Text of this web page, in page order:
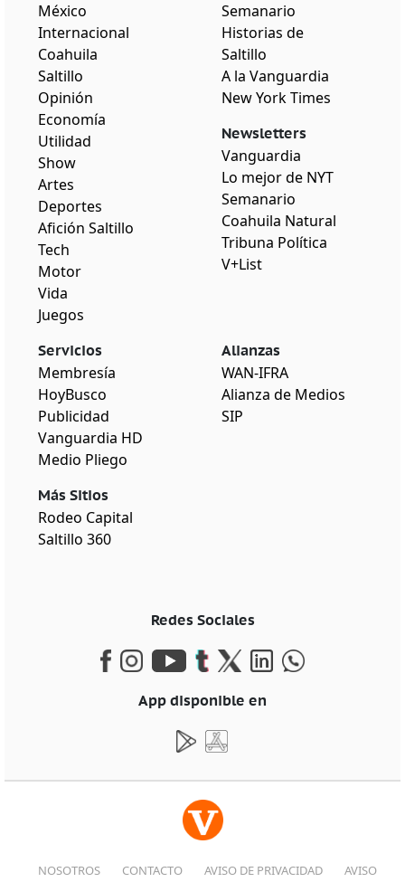
México
Internacional
Coahuila
Saltillo
Opinión
Economía
Utilidad
Show
Artes
Deportes
Afición Saltillo
Tech
Motor
Vida
Juegos
Semanario
Historias de
Saltillo
A la Vanguardia
New York Times
Newsletters
Vanguardia
Lo mejor de NYT
Semanario
Coahuila Natural
Tribuna Política
V+List
Servicios
Membresía
HoyBusco
Publicidad
Vanguardia HD
Medio Pliego
Más Sitios
Rodeo Capital
Saltillo 360
Alianzas
WAN-IFRA
Alianza de Medios
SIP
Redes Sociales
App disponible en
NOSOTROS CONTACTO AVISO DE PRIVACIDAD AVISO